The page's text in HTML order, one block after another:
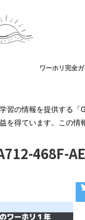
ワーホリ完全
習の情報を提供する
を得ています。この情
468F-